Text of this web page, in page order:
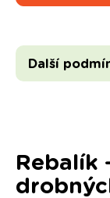
Další
Rebalík